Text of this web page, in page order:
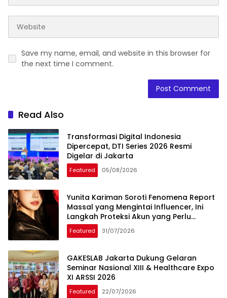
Save my name, email, and website in this browser for
the next time I comment.
Read Also
Transformasi Digital Indonesia
Dipercepat, DTI Series 2026 Resmi
Digelar di Jakarta
Featured 05/08/2026
Yunita Kariman Soroti Fenomena Report
Massal yang Mengintai Influencer, Ini
Langkah Proteksi Akun yang Perlu
Diketahui
Featured 31/07/2026
GAKESLAB Jakarta Dukung Gelaran
Seminar Nasional XIII & Healthcare Expo
XI ARSSI 2026
Featured 22/07/2026